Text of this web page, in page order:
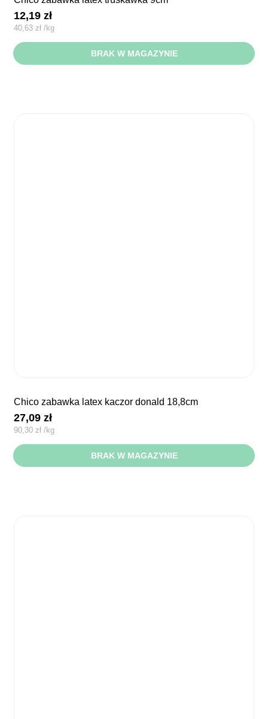
12,19zł
40,63 zł /kg
BRAK W MAGAZYNIE
chico zabawka latex kaczor donald 18,8cm
27,09zł
90,30 zł /kg
BRAK W MAGAZYNIE